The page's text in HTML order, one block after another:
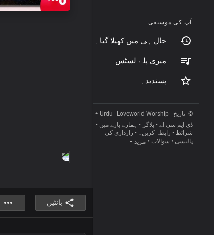
آپ کی موسیقی
حال ہی میں کھیلا گیا۔
میری پلے لسٹس
پسندیدہ
© |تاریخ | Loveworld Worship
Urdu
ڈی ایم سی اے • بلاگز • ہمارے بارے میں •
شرائط • رابطہ کریں۔ • رازداری کی
پالیسی • سوالات • مزید
بانٹیں